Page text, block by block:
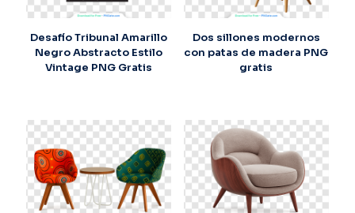
Desafío Tribunal Amarillo
Negro Abstracto Estilo
Vintage PNG Gratis
Dos sillones modernos
con patas de madera PNG
gratis